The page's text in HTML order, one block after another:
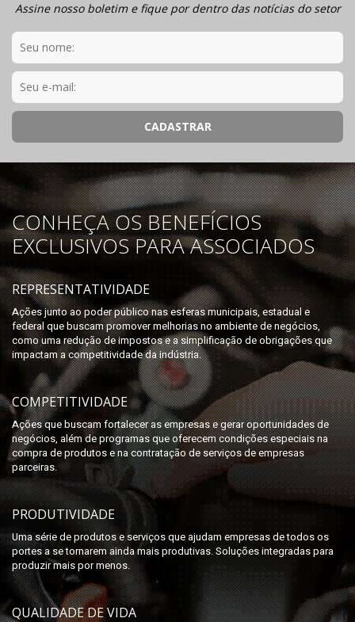
Assine nosso boletim e fique por dentro das notícias do setor
CONHEÇA OS BENEFÍCIOS
EXCLUSIVOS PARA ASSOCIADOS
REPRESENTATIVIDADE
Ações junto ao poder público nas esferas municipais, estadual e
federal que buscam promover melhorias no ambiente de negócios,
como uma redução de impostos e a simplificação de obrigações que
impactam a competitividade da indústria.
COMPETITIVIDADE
Ações que buscam fortalecer as empresas e gerar oportunidades de
negócios, além de programas que oferecem condições especiais na
compra de produtos e na contratação de serviços de empresas
parceiras.
PRODUTIVIDADE
Uma série de produtos e serviços que ajudam empresas de todos os
portes a se tornarem ainda mais produtivas. Soluções integradas para
produzir mais por menos.
QUALIDADE DE VIDA